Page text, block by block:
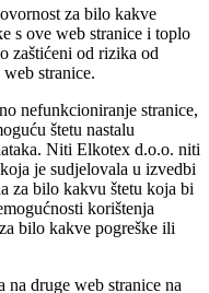
za bilo kakve
s ove web stranice i toplo
zaštićeni od rizika od
stranice.
nefunkcioniranje stranice,
štetu nastalu
Niti Elkotex d.o.o. niti
je sudjelovala u izvedbi
za bilo kakvu štetu koja bi
korištenja
bilo kakve pogreške ili
druge web stranice na